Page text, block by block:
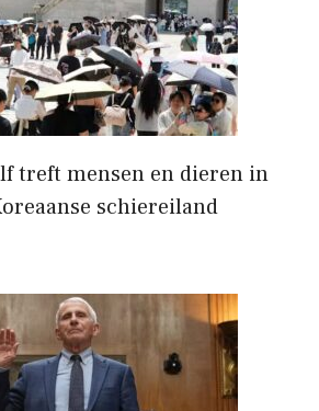
treft mensen en dieren in
schiereiland